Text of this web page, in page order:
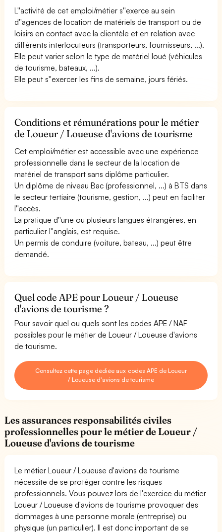
L''activité de cet emploi/métier s''exerce au sein
d''agences de location de matériels de transport ou de
loisirs en contact avec la clientèle et en relation avec
différents interlocuteurs (transporteurs, fournisseurs, ...).
Elle peut varier selon le type de matériel loué (véhicules
de tourisme, bateaux, ...).
Elle peut s''exercer les fins de semaine, jours fériés.
Conditions et rémunérations pour le métier
de Loueur / Loueuse d'avions de tourisme
Cet emploi/métier est accessible avec une expérience
professionnelle dans le secteur de la location de
matériel de transport sans diplôme particulier.
Un diplôme de niveau Bac (professionnel, ...) à BTS dans
le secteur tertiaire (tourisme, gestion, ...) peut en faciliter
l''accès.
La pratique d''une ou plusieurs langues étrangères, en
particulier l''anglais, est requise.
Un permis de conduire (voiture, bateau, ...) peut être
demandé.
Quel code APE pour Loueur / Loueuse
d'avions de tourisme ?
Pour savoir quel ou quels sont les codes APE / NAF
possibles pour le métier de Loueur / Loueuse d'avions
de tourisme.
Consultez cette page dédiée aux codes APE de Loueur
/ Loueuse d'avions de tourisme
Les assurances responsabilités civiles
professionnelles pour le métier de Loueur /
Loueuse d'avions de tourisme
Le métier Loueur / Loueuse d'avions de tourisme
nécessite de se protéger contre les risques
professionnels. Vous pouvez lors de l'exercice du métier
Loueur / Loueuse d'avions de tourisme provoquer des
dommages à une personne morale (entreprise) ou
physique (un particulier). Il est donc important de se